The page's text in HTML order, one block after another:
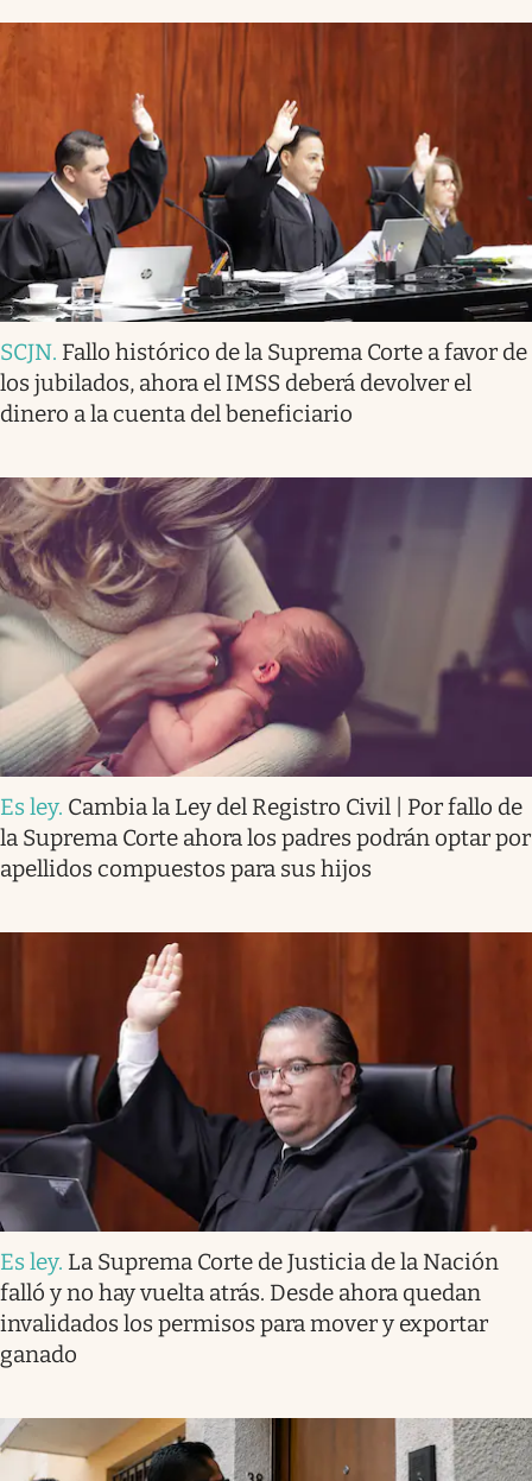
SCJN. Fallo histórico de la Suprema Corte a favor de
los jubilados, ahora el IMSS deberá devolver el
dinero a la cuenta del beneficiario
Es ley. Cambia la Ley del Registro Civil | Por fallo de
la Suprema Corte ahora los padres podrán optar por
apellidos compuestos para sus hijos
Es ley. La Suprema Corte de Justicia de la Nación
falló y no hay vuelta atrás. Desde ahora quedan
invalidados los permisos para mover y exportar
ganado